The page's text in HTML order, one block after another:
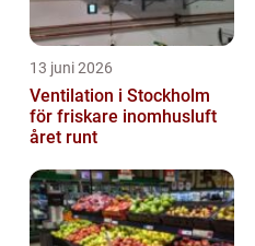
13 juni 2026
Ventilation i Stockholm
för friskare inomhusluft
året runt